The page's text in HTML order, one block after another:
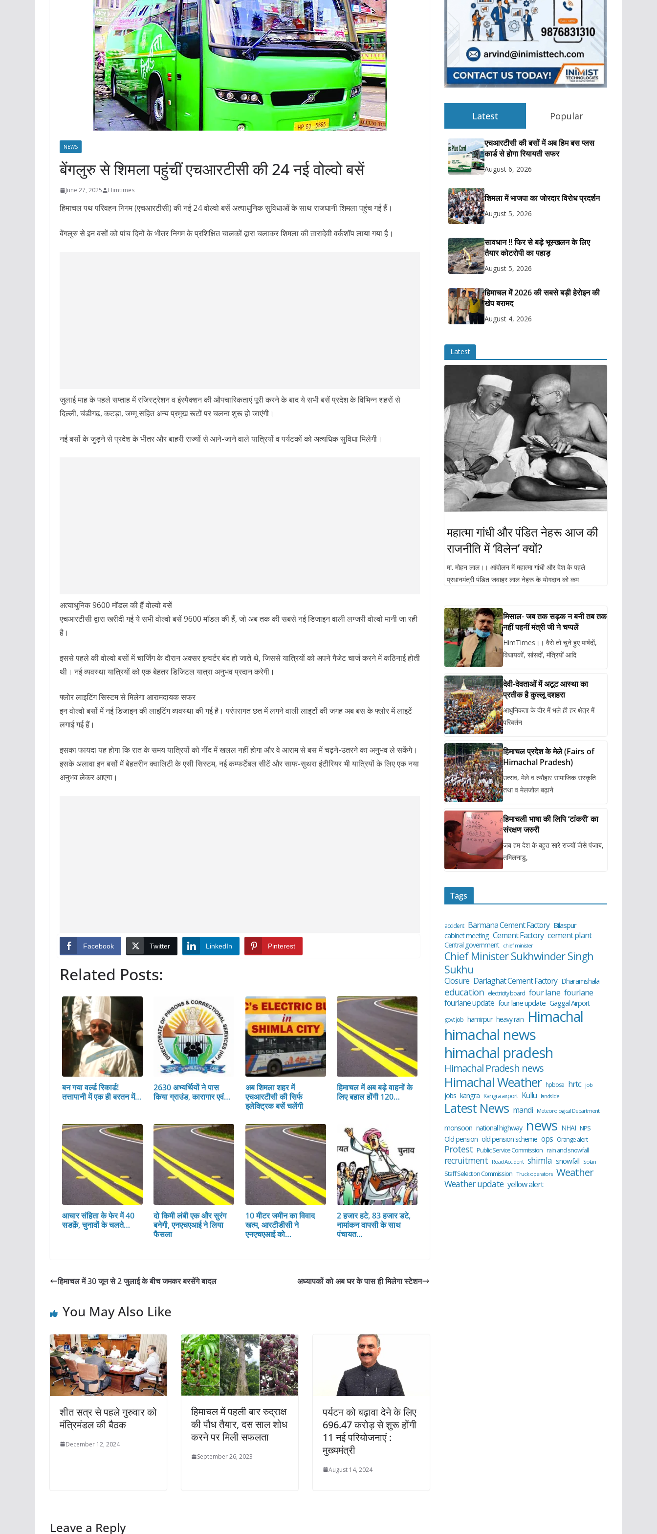
NEWS
बेंगलुरु से शिमला पहुंचीं एचआरटीसी की 24 नई वोल्वो बसें
June 27, 2025 Himtimes
हिमाचल पथ परिवहन निगम (एचआरटीसी) की नई 24 वोल्वो बसें अत्याधुनिक सुविधाओं के साथ राजधानी शिमला पहुंच गई हैं।
बेंगलुरु से इन बसों को पांच दिनों के भीतर निगम के प्रशिक्षित चालकों द्वारा चलाकर शिमला की तारादेवी वर्कशॉप लाया गया है।
जुलाई माह के पहले सप्ताह में रजिस्ट्रेशन व इंस्पैक्शन की औपचारिकताएं पूरी करने के बाद ये सभी बसें प्रदेश के विभिन्न शहरों से
दिल्ली, चंडीगढ़, कटड़ा, जम्मू सहित अन्य प्रमुख रूटों पर चलना शुरू हो जाएंगी।
नई बसों के जुड़ने से प्रदेश के भीतर और बाहरी राज्यों से आने-जाने वाले यात्रियों व पर्यटकों को अत्यधिक सुविधा मिलेगी।
अत्याधुनिक 9600 मॉडल की हैं वोल्वो बसें
एचआरटीसी द्वारा खरीदी गई ये सभी वोल्वो बसें 9600 मॉडल की हैं, जो अब तक की सबसे नई डिजाइन वाली लग्जरी वोल्वो मानी जा रही
है।
इससे पहले की वोल्वो बसों में चार्जिंग के दौरान अक्सर इन्वर्टर बंद हो जाते थे, जिससे यात्रियों को अपने गैजेट चार्ज करने में कठिनाई होती
थी। नई व्यवस्था यात्रियों को एक बेहतर डिजिटल यात्रा अनुभव प्रदान करेगी।
फ्लोर लाइटिंग सिस्टम से मिलेगा आरामदायक सफर
इन वोल्वो बसों में नई डिजाइन की लाइटिंग व्यवस्था की गई है। परंपरागत छत में लगने वाली लाइटों की जगह अब बस के फ्लोर में लाइटें
लगाई गई हैं।
इसका फायदा यह होगा कि रात के समय यात्रियों को नींद में खलल नहीं होगा और वे आराम से बस में चढ़ने-उतरने का अनुभव ले सकेंगे।
इसके अलावा इन बसों में बेहतरीन क्वालिटी के एसी सिस्टम, नई कम्फर्टेबल सीटें और साफ-सुथरा इंटीरियर भी यात्रियों के लिए एक नया
अनुभव लेकर आएगा।
Facebook Twitter LinkedIn Pinterest
Related Posts:
बन गया वर्ल्ड रिकार्ड!
तत्तापानी में एक ही बरतन में…
2630 अभ्यर्थियों ने पास
किया ग्राउंड, कारागार एवं…
अब शिमला शहर में
एचआरटीसी की सिर्फ
इलेक्ट्रिक बसें चलेंगी
हिमाचल में अब बड़े वाहनों के
लिए बहाल होंगी 120…
आचार संहिता के फेर में 40
सडक़ें, चुनावों के चलते…
दो किमी लंबी एक और सुरंग
बनेगी, एनएचएआई ने लिया
फैसला
10 मीटर जमीन का विवाद
खत्म, आरटीडीसी ने
एनएचएआई को…
2 हजार हटे, 83 हजार डटे,
नामांकन वापसी के साथ
पंचायत…
हिमाचल में 30 जून से 2 जुलाई के बीच जमकर बरसेंगे बादल अध्यापकों को अब घर के पास ही मिलेगा स्टेशन
You May Also Like
शीत सत्र से पहले गुरुवार को
मंत्रिमंडल की बैठक
December 12, 2024
हिमाचल में पहली बार रुद्राक्ष
की पौध तैयार, दस साल शोध
करने पर मिली सफलता
September 26, 2023
पर्यटन को बढ़ावा देने के लिए
696.47 करोड़ से शुरू होंगी
11 नई परियोजनाएं :
मुख्यमंत्री
August 14, 2024
Leave a Reply
Latest Popular
एचआरटीसी की बसों में अब हिम बस प्लस
कार्ड से होगा रियायती सफर
August 6, 2026
शिमला में भाजपा का जोरदार विरोध प्रदर्शन
August 5, 2026
सावधान !! फिर से बड़े भूस्खलन के लिए
तैयार कोटरोपी का पहाड़
August 5, 2026
हिमाचल में 2026 की सबसे बड़ी हेरोइन की
खेप बरामद
August 4, 2026
Latest
महात्मा गांधी और पंडित नेहरू आज की
राजनीति में ‘विलेन’ क्यों?
मा. मोहन लाल।। आंदोलन में महात्मा गांधी और देश के पहले
प्रधानमंत्री पंडित जवाहर लाल नेहरू के योगदान को कम
मिसाल- जब तक सड़क न बनी तब तक
नहीं पहनीं मंत्री जी ने चप्पलें
HimTimes।। वैसे तो चुने हुए पार्षदों,
विधायकों, सांसदों, मंत्रियों आदि
देवी-देवताओं में अटूट आस्था का
प्रतीक है कुल्लू दशहरा
आधुनिकता के दौर में भले ही हर क्षेत्र में
परिवर्तन
हिमाचल प्रदेश के मेले (Fairs of
Himachal Pradesh)
उत्सव, मेले व त्यौहार सामाजिक संस्कृति
तथा व मेलजोल बढ़ाने
हिमाचली भाषा की लिपि ‘टांकरी’ का
संरक्षण जरुरी
जब हम देश के बहुत सारे राज्यों जैसे पंजाब,
तमिलनाडु,
Tags
accident Barmana Cement Factory Bilaspur
cabinet meeting Cement Factory cement plant
Central government chief minister
Chief Minister Sukhwinder Singh
Sukhu
Closure Darlaghat Cement Factory Dharamshala
education electricity board four lane fourlane
fourlane update four lane update Gaggal Airport
govt job hamirpur heavy rain Himachal
himachal news
himachal pradesh
Himachal Pradesh news
Himachal Weather hpbose hrtc job
jobs kangra Kangra airport Kullu landslide
Latest News mandi Meteorological Department
monsoon national highway news NHAI NPS
Old pension old pension scheme ops Orange alert
Protest Public Service Commission rain and snowfall
recruitment Road Accident shimla snowfall Solan
Staff Selection Commission Truck operators Weather
Weather update yellow alert